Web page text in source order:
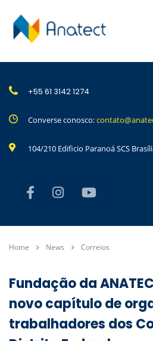
+55 61 3142 1274
Converse conosco:
104/210 Edificio Paranoá SCS
Home News Correios
Fundação da
novo capítulo de
trabalhadores dos